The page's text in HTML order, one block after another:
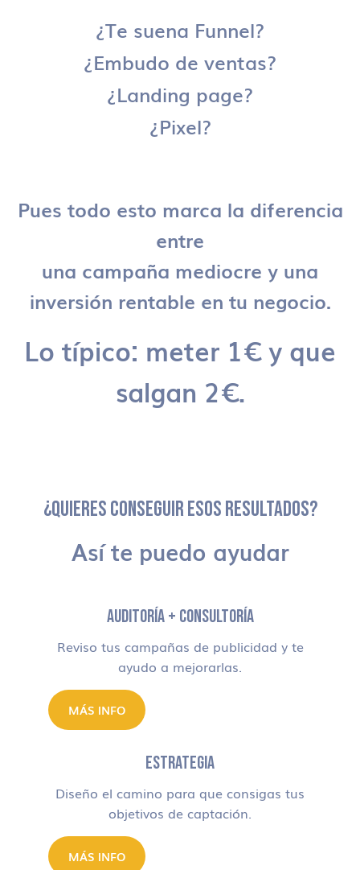
¿Te suena Funnel?
¿Embudo de ventas?
¿Landing page?
¿Pixel?
Pues todo esto marca la diferencia
entre
una campaña mediocre y una
inversión rentable en tu negocio.
Lo típico: meter 1€ y que
salgan 2€.
¿QUIERES CONSEGUIR ESOS RESULTADOS?
Así te puedo ayudar
AUDITORÍA + CONSULTORÍA
Reviso tus campañas de publicidad y te
ayudo a mejorarlas.
MÁS INFO
ESTRATEGIA
Diseño el camino para que consigas tus
objetivos de captación.
MÁS INFO